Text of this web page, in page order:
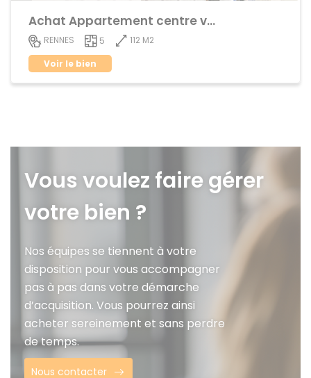
Achat Appartement centre ville
RENNES 5
112 M2
Voir le bien
Vous voulez faire gérer
votre bien ?
Nos équipes se tiennent à votre
disposition pour vous accompagner
pas à pas dans votre démarche
d’acquisition. Vous pourrez ainsi
acheter sereinement et sans perdre
de temps.
Nous contacter